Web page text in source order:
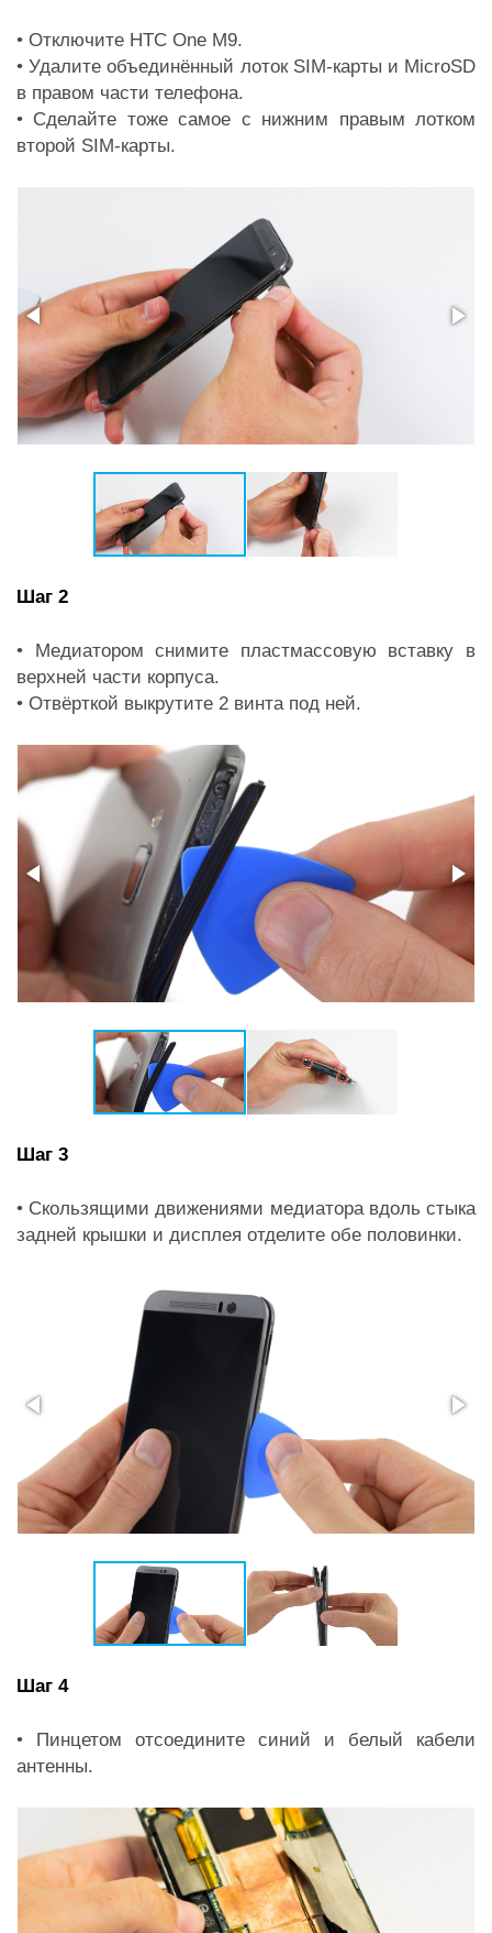
• Отключите HTC One M9.
• Удалите объединённый лоток SIM-карты и MicroSD
в правом части телефона.
• Сделайте тоже самое с нижним правым лотком
второй SIM-карты.
Шаг 2
• Медиатором снимите пластмассовую вставку в
верхней части корпуса.
• Отвёрткой выкрутите 2 винта под ней.
Шаг 3
• Скользящими движениями медиатора вдоль стыка
задней крышки и дисплея отделите обе половинки.
Шаг 4
• Пинцетом отсоедините синий и белый кабели
антенны.